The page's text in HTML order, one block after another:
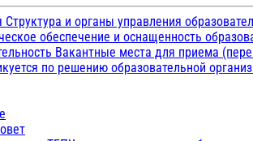
Структура и органы управления
обеспечение и оснащенность
Вакантные места для приема
по решению образовательной